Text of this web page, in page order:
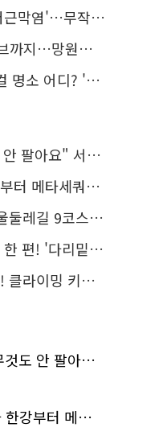
지 말고 '이것' 해보세요!
강공원 알짜 코스
에디션25' 추천 코스
장 특별한 편의점의 정체
까지…서울둘레길 15코스
숲속 피서 떠나볼까
영화관' 무료 상영
카페·어린이 체력장
"편의점인데 아무것도 안 팔아요" 서울에서 가장 특별한 편의점의 정체
주황색 리본 따라 한강부터 메타세쿼이아 숲길까지…서울둘레길 15코스